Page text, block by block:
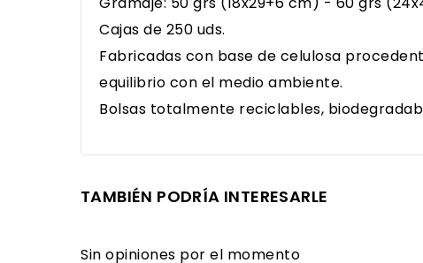
Cajas de 250 uds.
Fabricadas con base de celulosa
equilibrio con el medio ambiente.
Bolsas totalmente reciclables,
TAMBIÉN PODRÍA INTERESARLE
Sin opiniones por el momento